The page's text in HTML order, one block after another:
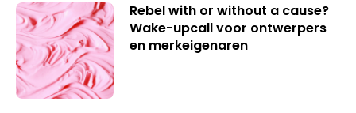
Rebel with or without a cause?
Wake-upcall voor ontwerpers
en merkeigenaren